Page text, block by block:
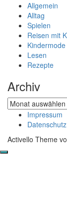
Allgemein
Alltag
Spielen
Reisen mit
Kindermode
Lesen
Rezepte
Archiv
Archiv
Impressum
Datenschutz
Activello Theme